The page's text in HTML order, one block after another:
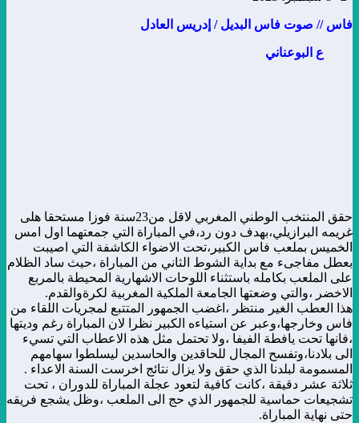
فاس // صوت فاس البديل / إدريس العادل
ع البوعناني
حقق المنتخب الوطني المغربي لاقل من23سنة فوزا مستحقا هلى
غريمه البرازيلي،بهدف دون رد،في المباراة التي جمعتهما اول امس
الخميس بملعب فاس الكبير،تحت الاضواء الكاشفة التي اصيبت
بعطل مفاجىء مع بداية الشوط الثاني من المباراة ،حيث ساد الظلام
على الملعب بكامله باستثناء اللوحات الاشهارية المحيطة بالمربع
الاخضر ،والتي وضعتها الجامعة الملكية المغربية لكرةوالقدم.
هذا العطب الغير منتظر ،اغضب الجمهور المتتبع لمجريات اللقاء من
فاس وخارجها،وعبر عن استياءه الكبير نظرا لان المباراة رغم وديتها
،فانها تحت يافطة الفيفا ،ولا تحتمل مثل هذه الاعطاب التي تسيء
الى بلادنا،وتفسح المجال للحاقدين والحاسدين ليسلطوا سهامهم
المسمومة لبلدنا الذي حقق ولا يزال نتائج اخرست السنة الاعداء .
ثلاثة عشر دقيقة ،كانت كافية لتعود عجلة المباراة للدوران ، تحت
تشجيعات حماسية للجمهور الذي حج الى الملعب ،وظل يشجع فريقه
حتى نهاية المباراة.